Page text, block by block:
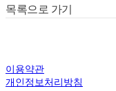
목록으로 가기
이용약관
개인정보처리방침